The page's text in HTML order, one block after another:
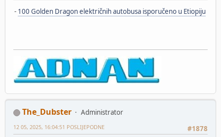
- 100 Golden Dragon električnih autobusa isporučeno u Etiopiju
The_Dubster
Administrator
#1878
12 05, 2025, 16:04:51 POSLIJEPODNE